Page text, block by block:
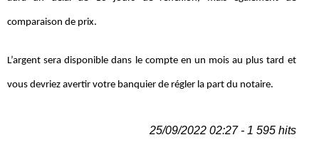
comparaison de prix.
L’argent sera disponible dans le compte en un mois au plus tard et
vous devriez avertir votre banquier de régler la part du notaire.
25/09/2022 02:27 - 1 595 hits